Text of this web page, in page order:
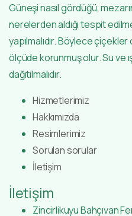
Güneşi nasıl gördüğü,
nerelerden aldığı tespit
yapılmalıdır. Böylece
ölçüde korunmuş olur. Su ve
dağıtılmalıdır.
Hizmetlerimiz
Hakkımızda
Resimlerimiz
Sorulan sorular
İletişim
İletişim
Zincirlikuyu Bahçıvan